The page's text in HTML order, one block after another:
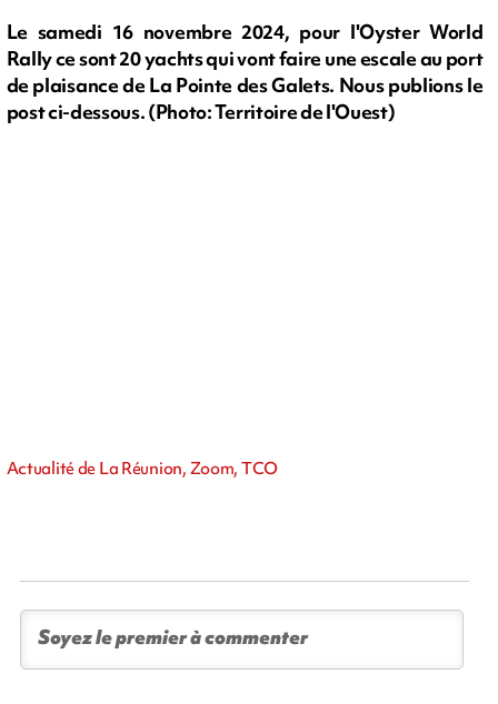
Le samedi 16 novembre 2024, pour l'Oyster World
Rally ce sont 20 yachts qui vont faire une escale au port
de plaisance de La Pointe des Galets. Nous publions le
post ci-dessous. (Photo: Territoire de l'Ouest)
Actualité de La Réunion, Zoom, TCO